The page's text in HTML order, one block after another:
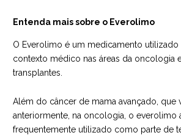
Entenda mais sobre o Everolimo
O Everolimo é um medicamento
contexto médico nas áreas da oncologia
transplantes.
Além do câncer de mama avançado, que
anteriormente, na oncologia, o everolimo
frequentemente utilizado como parte de